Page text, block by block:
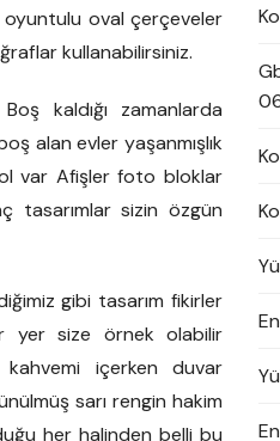
oyuntulu oval çerçeveler
kullanabilirsiniz.
kaldığı zamanlarda
alan evler yaşanmışlık
var Afişler foto bloklar
tasarımlar sizin özgün
gibi tasarım fikirler
yer size örnek olabilir
içerken duvar
sarı rengin hakim
her halinden belli bu